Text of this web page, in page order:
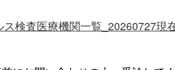
ス検査医療機関一覧_20260727現